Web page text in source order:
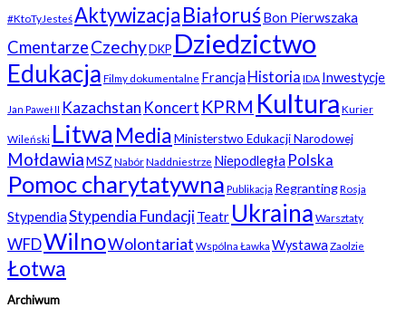
#KtoTyJesteśAktywizacjaBiałoruśBon Pierwszaka
CmentarzeCzechy DKP Dziedzictwo
Edukacja Filmy dokumentalne Francja Historia IDA Inwestycje
Jan Paweł II Kazachstan Koncert KPRM Kultura Kurier
Wileński Litwa MediaMinisterstwo Edukacji Narodowej
MołdawiaMSZ NabórNaddniestrze Niepodległa Polska
Pomoc charytatywna Publikacja RegrantingRosja
StypendiaStypendia FundacjiTeatr Ukraina Warsztaty
WFDWilnoWolontariat Wspólna Ławka Wystawa Zaolzie
Łotwa
Archiwum